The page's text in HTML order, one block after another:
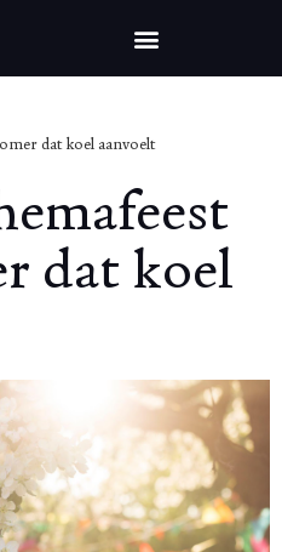
dat koel aanvoelt
dat koel